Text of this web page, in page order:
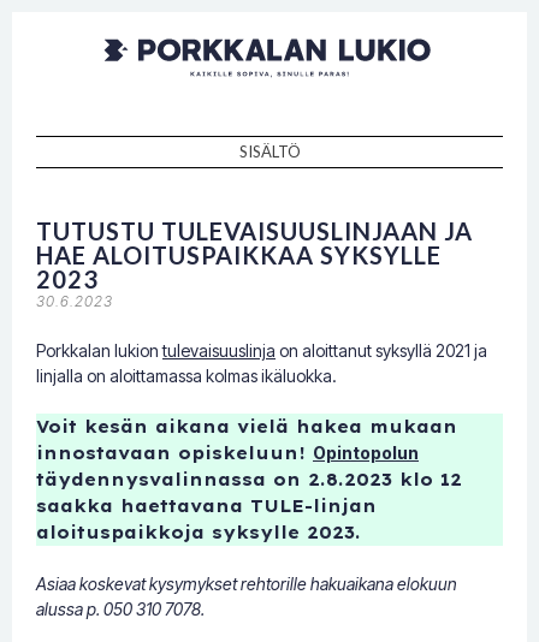
Porkkalan
lukio
Kaikille sopiva, sinulle paras!
SISÄLTÖ
TUTUSTU TULEVAISUUSLINJAAN JA
HAE ALOITUSPAIKKAA SYKSYLLE
2023
30.6.2023
Porkkalan lukiontulevaisuuslinja on aloittanut syksyllä 2021 ja
linjalla on aloittamassa kolmas ikäluokka.
Voit kesän aikana vielä hakea mukaan
innostavaan opiskeluun! Opintopolun
täydennysvalinnassa on 2.8.2023 klo 12
saakka haettavana TULE-linjan
aloituspaikkoja syksylle 2023.
Asiaa koskevat kysymykset rehtorille hakuaikana elokuun
alussa p. 050 310 7078.